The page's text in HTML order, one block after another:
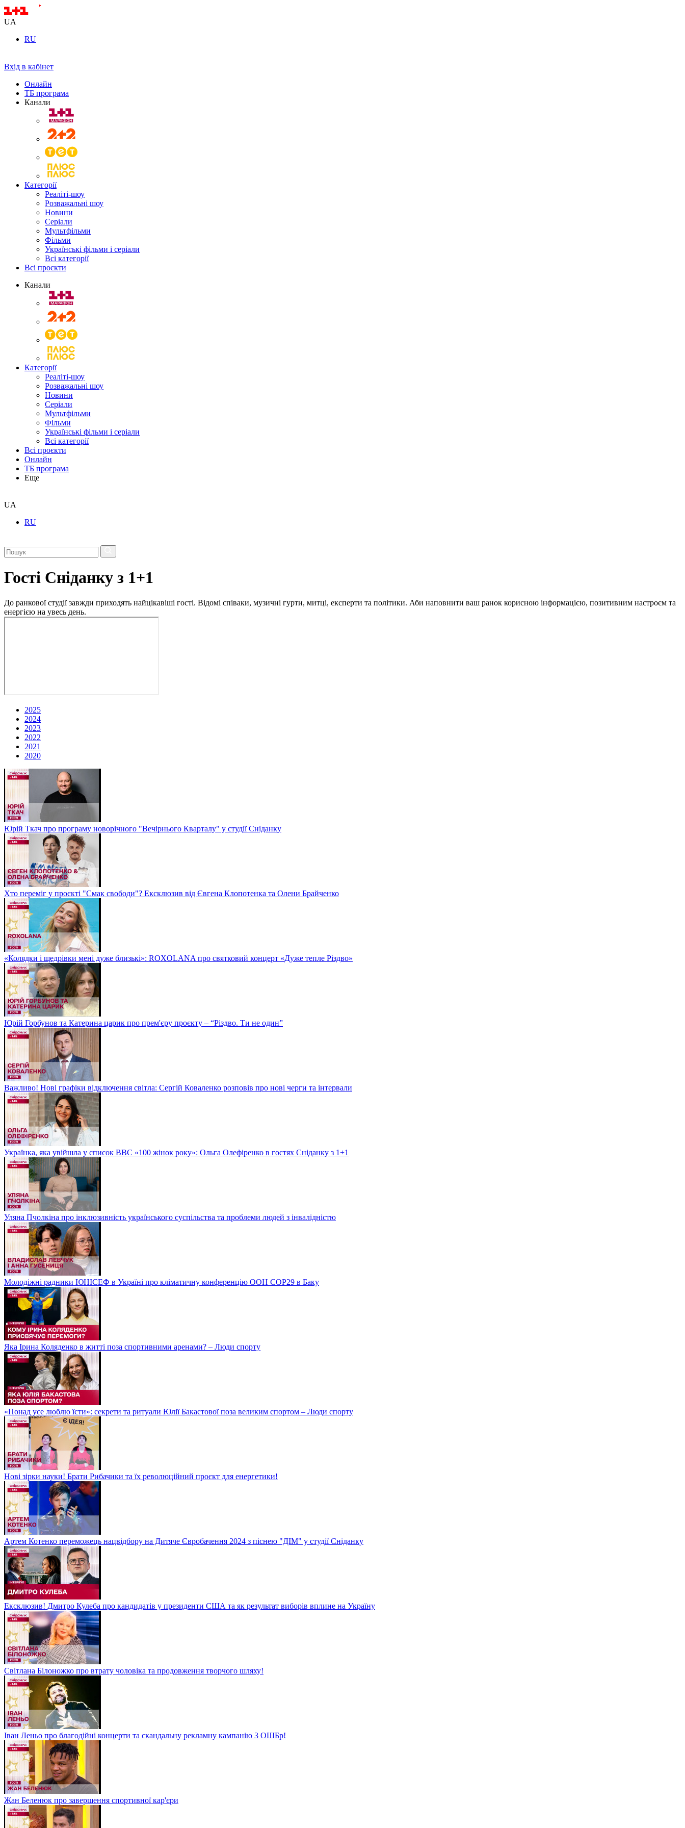
UA
RU
Вхід в кабінет
Онлайн
ТБ програма
Канали
Категорії
Реаліті-шоу
Розважальні шоу
Новини
Серіали
Мультфільми
Фільми
Українські фільми і серіали
Всі категорії
Всі проєкти
Канали
Категорії
Реаліті-шоу
Розважальні шоу
Новини
Серіали
Мультфільми
Фільми
Українські фільми і серіали
Всі категорії
Всі проєкти
Онлайн
ТБ програма
Еще
UA
RU
Гості Сніданку з 1+1
До ранкової студії завжди приходять найцікавіші гості. Відомі співаки, музичні гурти, митці, експерти та політики. Аби наповнити ваш ранок корисною інформацією, позитивним настроєм та
енергією на увесь день.
2025
2024
2023
2022
2021
2020
Юрій Ткач про програму новорічного "Вечірнього Кварталу" у студії Сніданку
Хто переміг у проєкті "Смак свободи"? Ексклюзив від Євгена Клопотенка та Олени Брайченко
«Колядки і щедрівки мені дуже близькі»: ROXOLANA про святковий концерт «Дуже тепле Різдво»
Юрій Горбунов та Катерина царик про прем'єру проєкту – “Різдво. Ти не один”
Важливо! Нові графіки відключення світла: Сергій Коваленко розповів про нові черги та інтервали
Українка, яка увійшла у список BBC «100 жінок року»: Ольга Олефіренко в гостях Сніданку з 1+1
Уляна Пчолкіна про інклюзивність українського суспільства та проблеми людей з інвалідністю
Молодіжні радники ЮНІСЕФ в Україні про кліматичну конференцію ООН COP29 в Баку
Яка Ірина Коляденко в житті поза спортивними аренами? – Люди спорту
«Понад усе люблю їсти»: секрети та ритуали Юлії Бакастової поза великим спортом – Люди спорту
Нові зірки науки! Брати Рибачики та їх революційний проєкт для енергетики!
Артем Котенко переможець нацвідбору на Дитяче Євробачення 2024 з піснею "ДІМ" у студії Сніданку
Ексклюзив! Дмитро Кулеба про кандидатів у президенти США та як результат виборів вплине на Україну
Світлана Білоножко про втрату чоловіка та продовження творчого шляху!
Іван Леньо про благодійні концерти та скандальну рекламну кампанію 3 ОШБр!
Жан Беленюк про завершення спортивної кар'єри